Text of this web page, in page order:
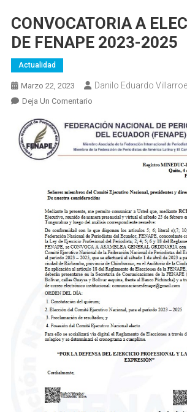
CONVOCATORIA A
DE FENAPE 2023-2025
Actualidad
Marzo 22, 2023 Danilo Eduardo Villarroel
Deja Un ComentarioEn
A
ELECCIONES
DE
2025